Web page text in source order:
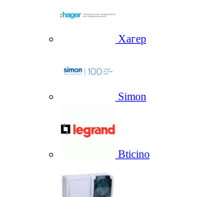
Хагер
Simon
Bticino